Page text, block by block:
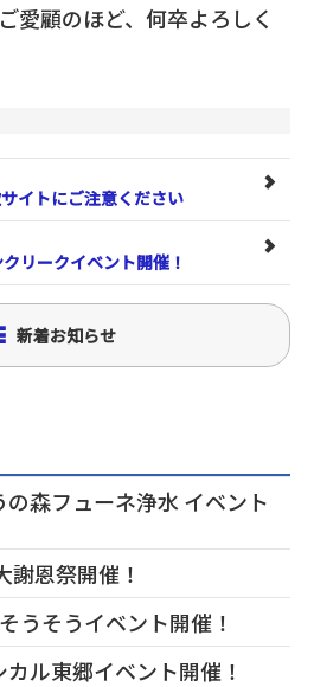
愛顧のほど、何卒よろしく
イトにご注意ください
リークイベント開催！
新着お知らせ
森フューネ浄水 イベント
謝恩祭開催！
うそうイベント開催！
ル東郷イベント開催！